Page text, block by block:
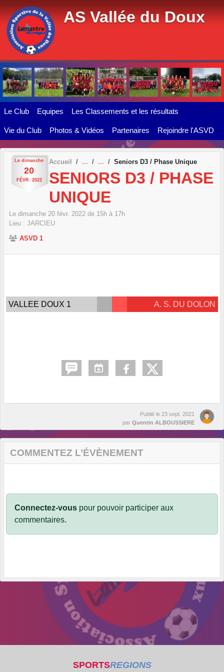
AS Vallée du Doux
Le Club Equipes Les Classements et les résultats
Vie du Club Photos & Vidéos Partenaires Rejoindre l'ASVD
Le dimanche
20
FÉVR. 2022
Accueil Seniors D3 / Phase Unique
SENIORS D3 / PHASE
UNIQUE
Le dimanche 20 févr. 2022 de 15h à 17h
Lieu : JARCIEU
ASVD 1
VALLEE DOUX 1 A. S. DU DOLON
Publié le 23 sept. 2021
par Quentin ALBOUSSIERE
COMMENTEZ L’ÉVÈNEMENT
Connectez-vous pour pouvoir participer aux
commentaires.
SPORTSREGIONS
Panneau de gestion des cookies